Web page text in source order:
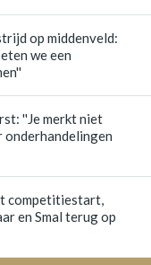
op middenveld:
we een
''Je merkt niet
onderhandelingen
competitiestart,
en Smal terug op